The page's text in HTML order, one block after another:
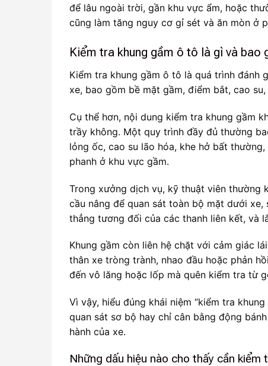
để lâu ngoài trời, gần khu vực ẩm, hoặc
cũng làm tăng nguy cơ gỉ sét và ăn mòn ở
Kiểm tra khung gầm ô tô là gì và bao
Kiểm tra khung gầm ô tô là quá trình đánh
xe, bao gồm bề mặt gầm, điểm bắt, cao
Cụ thể hơn, nội dung kiểm tra khung gầm
trầy không. Một quy trình đầy đủ thường
lỏng ốc, cao su lão hóa, khe hở bất
phanh ở khu vực gầm.
Trong xưởng dịch vụ, kỹ thuật viên
cầu nâng để quan sát toàn bộ mặt dưới
thẳng tương đối của các thanh liên kết, và
Khung gầm còn liên hệ chặt với cảm giác
thân xe tròng trành, nhao đầu hoặc phản
đến vô lăng hoặc lốp mà quên kiểm tra từ
Vì vậy, hiểu đúng khái niệm “kiểm tra
quan sát sơ bộ hay chỉ cân bằng động
hành của xe.
Những dấu hiệu nào cho thấy cần kiểm